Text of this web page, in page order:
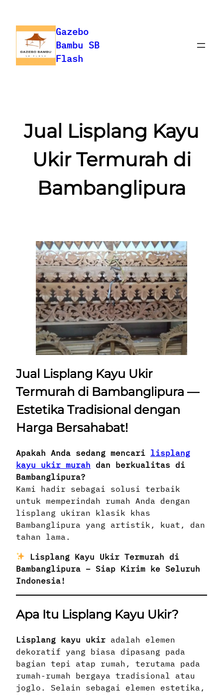
content
Gazebo
Bambu SB
Flash
Jual Lisplang Kayu
Ukir Termurah di
Bambanglipura
Jual Lisplang Kayu Ukir
Termurah di Bambanglipura —
Estetika Tradisional dengan
Harga Bersahabat!
Apakah Anda sedang mencari lisplang
kayu ukir murah dan berkualitas di
Bambanglipura?
Kami hadir sebagai solusi terbaik
untuk memperindah rumah Anda dengan
lisplang ukiran klasik khas
Bambanglipura yang artistik, kuat, dan
tahan lama.
Lisplang Kayu Ukir Termurah di
Bambanglipura – Siap Kirim ke Seluruh
Indonesia!
Apa Itu Lisplang Kayu Ukir?
Lisplang kayu ukir adalah elemen
dekoratif yang biasa dipasang pada
bagian tepi atap rumah, terutama pada
rumah-rumah bergaya tradisional atau
joglo. Selain sebagai elemen estetika,